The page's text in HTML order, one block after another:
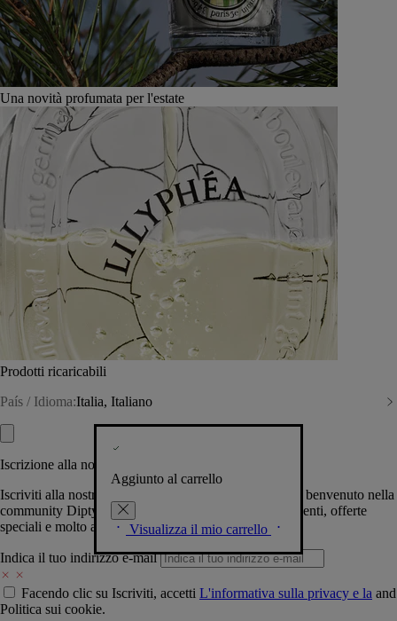
Una novità profumata per l'estate
Prodotti ricaricabili
País / Idioma:Italia, Italiano
Aggiunto al carrello
Visualizza il mio carrello
Iscrizione alla nostra Newsletter
Iscriviti alla nostra newsletter per permetterci di darti il benvenuto nella
community Diptyque e tenerti al corrente su novità, eventi, offerte
speciali e molto altro.
Indica il tuo indirizzo e-mail
Facendo clic su Iscriviti, accetti L'informativa sulla privacy e la and
Politica sui cookie.